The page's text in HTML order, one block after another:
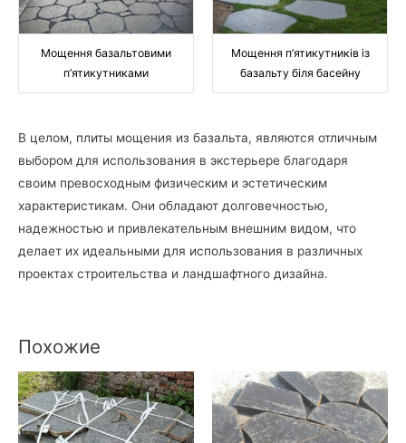
Мощення базальтовими
п’ятикутниками
Мощення п’ятикутників із
базальту біля басейну
В целом, плиты мощения из базальта, являются отличным
выбором для использования в экстерьере благодаря
своим превосходным физическим и эстетическим
характеристикам. Они обладают долговечностью,
надежностью и привлекательным внешним видом, что
делает их идеальными для использования в различных
проектах строительства и ландшафтного дизайна.
Похожие